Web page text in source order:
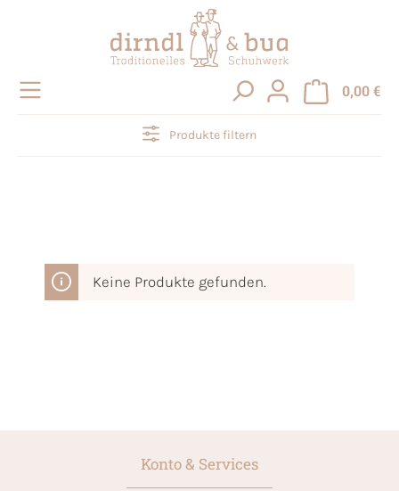
0,00 €
Produkte filtern
Keine Produkte gefunden.
Konto & Services